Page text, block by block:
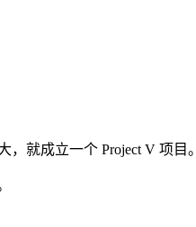
就成立一个 Project V 项目。